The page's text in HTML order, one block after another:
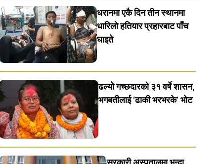
धरानमा एकै दिन तीन स्थानमा
धारिलाे हतियार प्रहारबाट पाँच
घाइते
ढल्यो गच्छदारको ३१ वर्षे शासन,
भगबतीलाई ‘ढाकी भरभरके’ भाेट